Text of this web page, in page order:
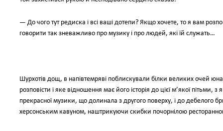
— До чого тут редиска і всі ваші дотепи? Якщо хочете, то я вам
говорити так зневажливо про музику і про людей, які їй служать…
Шурхотів дощ, в напівтемряві поблискували білки великих очей
розповісти і яке відношення має його історія до цієї м’якої
прекрасної музики, що долинала з другого поверху, і до дебелого
херсонським кавуном, наштрикуючи скибки почорнілою